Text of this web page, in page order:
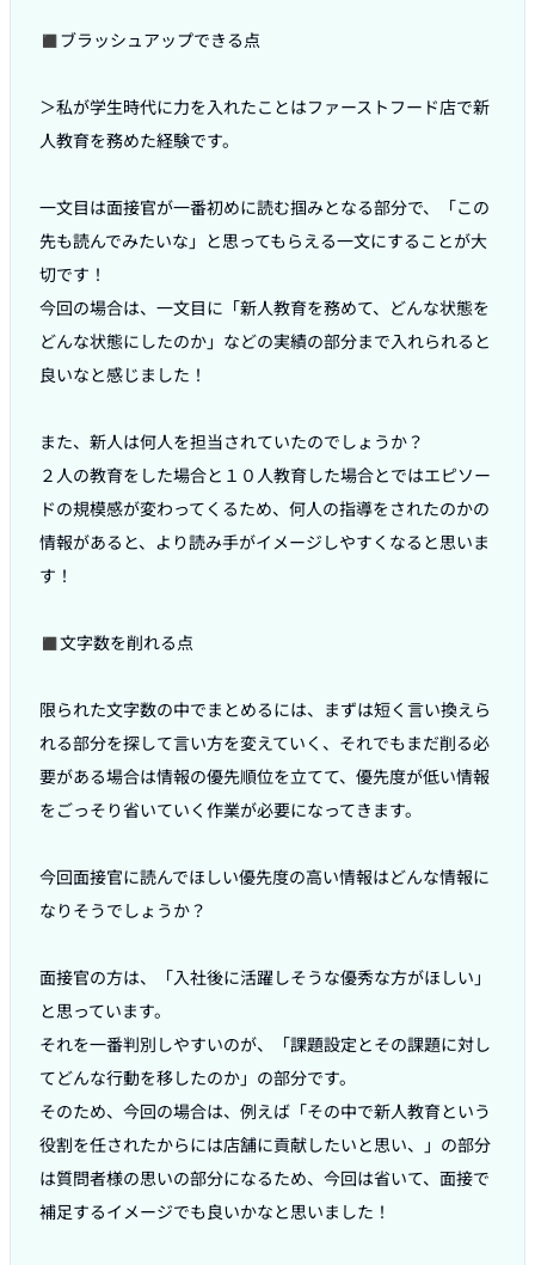
◼︎ブラッシュアップできる点
＞私が学生時代に力を入れたことはファーストフード店で新
人教育を務めた経験です。
一文目は面接官が一番初めに読む掴みとなる部分で、「この
先も読んでみたいな」と思ってもらえる一文にすることが大
切です！
今回の場合は、一文目に「新人教育を務めて、どんな状態を
どんな状態にしたのか」などの実績の部分まで入れられると
良いなと感じました！
また、新人は何人を担当されていたのでしょうか？
２人の教育をした場合と１０人教育した場合とではエピソー
ドの規模感が変わってくるため、何人の指導をされたのかの
情報があると、より読み手がイメージしやすくなると思いま
す！
◼︎文字数を削れる点
限られた文字数の中でまとめるには、まずは短く言い換えら
れる部分を探して言い方を変えていく、それでもまだ削る必
要がある場合は情報の優先順位を立てて、優先度が低い情報
をごっそり省いていく作業が必要になってきます。
今回面接官に読んでほしい優先度の高い情報はどんな情報に
なりそうでしょうか？
面接官の方は、「入社後に活躍しそうな優秀な方がほしい」
と思っています。
それを一番判別しやすいのが、「課題設定とその課題に対し
てどんな行動を移したのか」の部分です。
そのため、今回の場合は、例えば「その中で新人教育という
役割を任されたからには店舗に貢献したいと思い、」の部分
は質問者様の思いの部分になるため、今回は省いて、面接で
補足するイメージでも良いかなと思いました！